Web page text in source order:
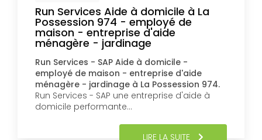
Run Services Aide à domicile à La
Possession 974 - employé de
maison - entreprise d'aide
ménagère - jardinage
Run Services - SAP Aide à domicile -
employé de maison - entreprise d'aide
ménagère - jardinage à La Possession 974.
Run Services - SAP une entreprise d'aide à
domicile performante…
LIRE LA SUITE